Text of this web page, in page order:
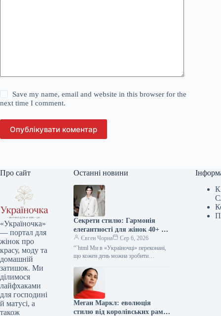
Save my name, email and website in this browser for the
next time I comment.
Опублікувати коментар
Про сайт
«Україночка»
— портал для
жінок про
красу, моду та
домашній
затишок. Ми
ділимося
лайфхаками
для господині
й матусі, а
також
Останні новини
Секрети стилю: Гармонія
елегантності для жінок 40+ від
топ-стилістки
Євген Чорна
Сер 6, 2026
“`html Ми в «Україночці» переконані,
що кожен день можна зробити
трішки натхнення. Сьогодні ми
розбираємося…
Меган Маркл: еволюція
стилю від королівських рамок